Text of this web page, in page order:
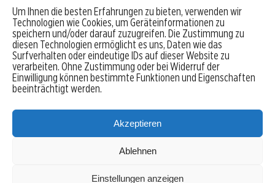
Um Ihnen die besten Erfahrungen zu bieten, verwenden wir
Technologien wie Cookies, um Geräteinformationen zu
speichern und/oder darauf zuzugreifen. Die Zustimmung zu
diesen Technologien ermöglicht es uns, Daten wie das
Surfverhalten oder eindeutige IDs auf dieser Website zu
verarbeiten. Ohne Zustimmung oder bei Widerruf der
Einwilligung können bestimmte Funktionen und Eigenschaften
beeinträchtigt werden.
Akzeptieren
Ablehnen
Einstellungen anzeigen
Robo-Advisor vergleichen
Depotvergleich
Festgeld vergleichen
Tagesgeld vergleichen